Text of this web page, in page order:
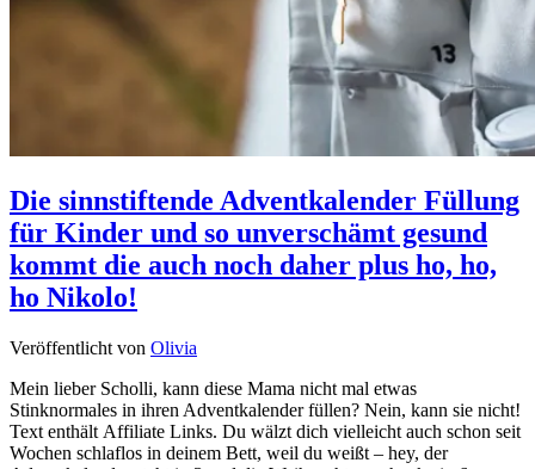
Die sinnstiftende Adventkalender Füllung
für Kinder und so unverschämt gesund
kommt die auch noch daher plus ho, ho,
ho Nikolo!
Veröffentlicht von Olivia
Mein lieber Scholli, kann diese Mama nicht mal etwas
Stinknormales in ihren Adventkalender füllen? Nein, kann sie nicht!
Text enthält Affiliate Links. Du wälzt dich vielleicht auch schon seit
Wochen schlaflos in deinem Bett, weil du weißt – hey, der